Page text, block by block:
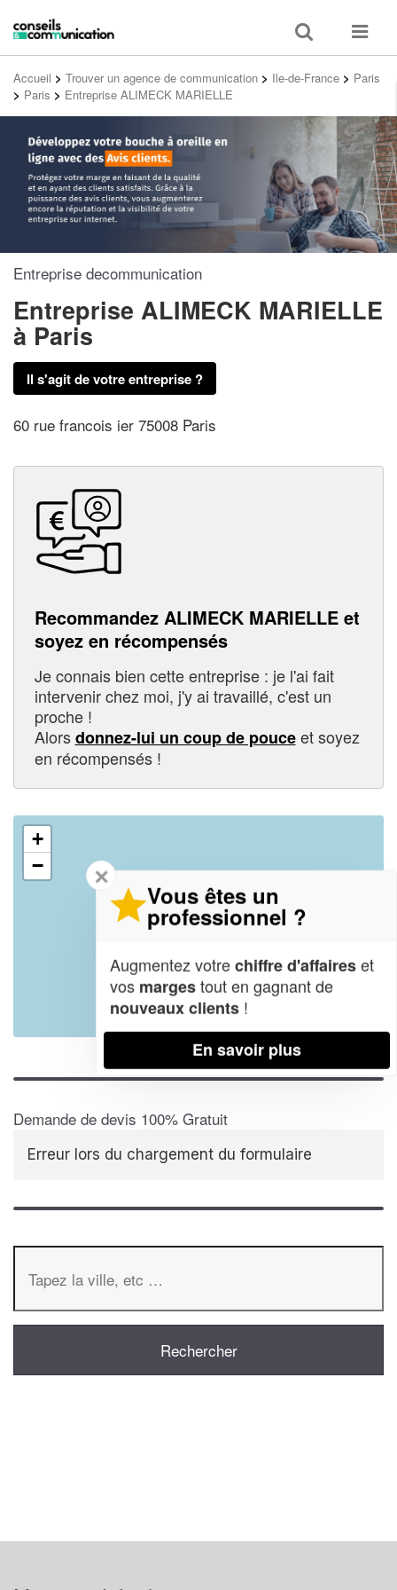
Toggle
search
Toggle
Accueil > Trouver un agence de communication > Ile-de-France > Paris
> Paris > Entreprise ALIMECK MARIELLE
Entreprise decommunication
Entreprise ALIMECK MARIELLE
à Paris
Il s'agit de votre entreprise ?
60 rue francois ier 75008 Paris
Recommandez ALIMECK MARIELLE et
soyez en récompensés
Je connais bien cette entreprise : je l'ai fait
intervenir chez moi, j'y ai travaillé, c'est un
proche !
Alorsdonnez-lui un coup de pouceet soyez
en récompensés !
+
−
Leaflet| Map data ©OpenStreetMap contributors,CC-BY-SA
Demande de devis 100% Gratuit
Erreur lors du chargement du formulaire
✕
Vous êtes un
professionnel ?
Augmentez votrechiffre d'affaireset
vos margestout en gagnant de
nouveaux clients !
En savoir plus